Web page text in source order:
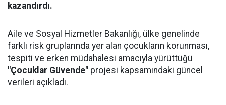
kazandırdı.
Aile ve Sosyal Hizmetler Bakanlığı, ülke genelinde
farklı risk gruplarında yer alan çocukların korunması,
tespiti ve erken müdahalesi amacıyla yürüttüğü
"Çocuklar Güvende" projesi kapsamındaki güncel
verileri açıkladı.